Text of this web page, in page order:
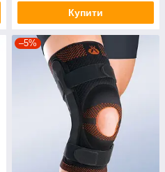
Купити
–5%